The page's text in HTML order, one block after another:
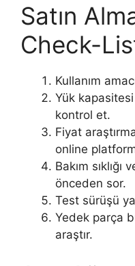
Satın
Check-
Kullanım
Yük
kontrol et.
Fiyat
online
Bakım
önceden sor.
Test sürüşü
Yedek parça
araştır.